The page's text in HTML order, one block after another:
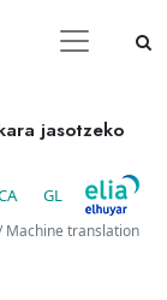
jasotzeko
GL
Machine translation